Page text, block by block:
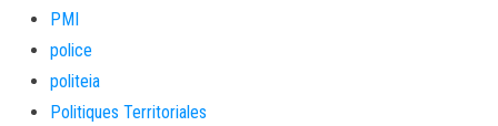
PMI
police
politeia
Politiques Territoriales